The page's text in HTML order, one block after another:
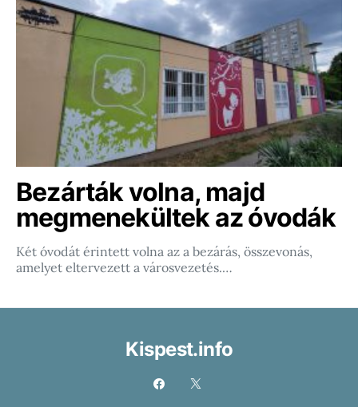
Bezárták volna, majd
megmenekültek az óvodák
Két óvodát érintett volna az a bezárás, összevonás,
amelyet eltervezett a városvezetés.…
Kispest.info